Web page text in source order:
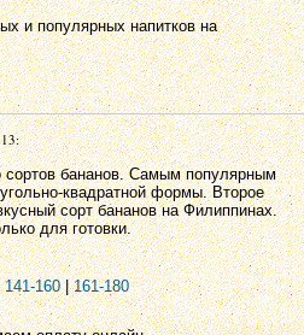
и популярных напитков на
сортов бананов. Самым популярным
квадратной формы. Второе
сорт бананов на Филиппинах.
для готовки.
141-160|161-180